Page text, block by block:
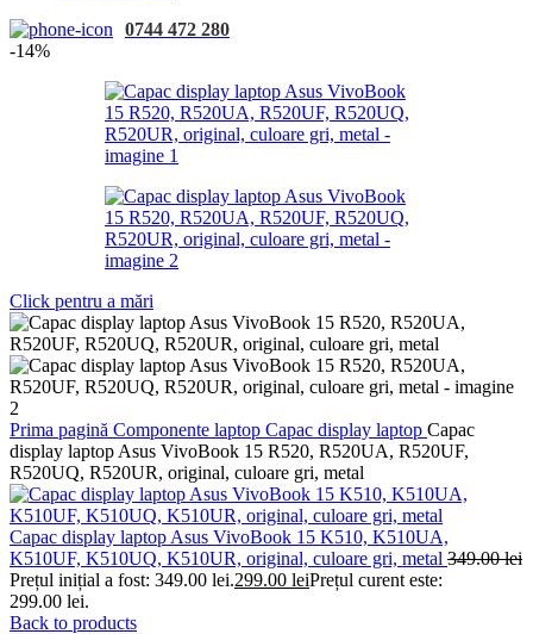
0744 472 280
-14%
Click pentru a mări
Prima pagină Componente laptop Capac display laptop Capac
display laptop Asus VivoBook 15 R520, R520UA, R520UF,
R520UQ, R520UR, original, culoare gri, metal
Capac display laptop Asus VivoBook 15 K510, K510UA,
K510UF, K510UQ, K510UR, original, culoare gri, metal 349.00lei
Prețul inițial a fost: 349.00 lei.299.00 leiPrețul curent este:
299.00 lei.
Back to products